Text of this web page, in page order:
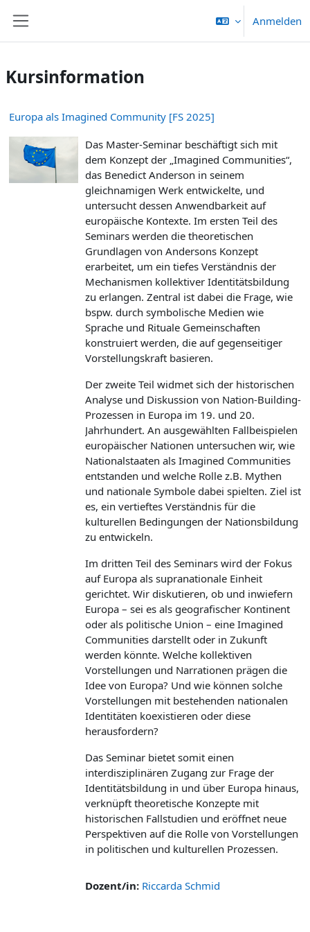
Anmelden
Kursinformation
Europa als Imagined Community [FS 2025]
Das Master-Seminar beschäftigt sich mit
dem Konzept der „Imagined Communities“,
das Benedict Anderson in seinem
gleichnamigen Werk entwickelte, und
untersucht dessen Anwendbarkeit auf
europäische Kontexte. Im ersten Teil des
Seminars werden die theoretischen
Grundlagen von Andersons Konzept
erarbeitet, um ein tiefes Verständnis der
Mechanismen kollektiver Identitätsbildung
zu erlangen. Zentral ist dabei die Frage, wie
bspw. durch symbolische Medien wie
Sprache und Rituale Gemeinschaften
konstruiert werden, die auf gegenseitiger
Vorstellungskraft basieren.
Der zweite Teil widmet sich der historischen
Analyse und Diskussion von Nation-Building-
Prozessen in Europa im 19. und 20.
Jahrhundert. An ausgewählten Fallbeispielen
europäischer Nationen untersuchen wir, wie
Nationalstaaten als Imagined Communities
entstanden und welche Rolle z.B. Mythen
und nationale Symbole dabei spielten. Ziel ist
es, ein vertieftes Verständnis für die
kulturellen Bedingungen der Nationsbildung
zu entwickeln.
Im dritten Teil des Seminars wird der Fokus
auf Europa als supranationale Einheit
gerichtet. Wir diskutieren, ob und inwiefern
Europa – sei es als geografischer Kontinent
oder als politische Union – eine Imagined
Communities darstellt oder in Zukunft
werden könnte. Welche kollektiven
Vorstellungen und Narrationen prägen die
Idee von Europa? Und wie können solche
Vorstellungen mit bestehenden nationalen
Identitäten koexistieren oder diese
herausfordern?
Das Seminar bietet somit einen
interdisziplinären Zugang zur Frage der
Identitätsbildung in und über Europa hinaus,
verknüpft theoretische Konzepte mit
historischen Fallstudien und eröffnet neue
Perspektiven auf die Rolle von Vorstellungen
in politischen und kulturellen Prozessen.
Dozent/in: Riccarda Schmid